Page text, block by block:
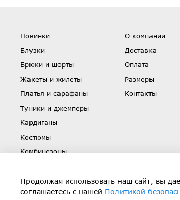
Новинки
Блузки
Брюки и шорты
Жакеты и жилеты
Платья и сарафаны
Туники и джемперы
Кардиганы
Костюмы
Комбинезоны
Скидки
О компании
Доставка
Оплата
Размеры
Контакты
Продолжая использовать наш сайт, вы
соглашаетесь с нашей Политикой